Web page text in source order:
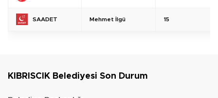
SAADET Mehmet İlgü 15
KIBRISCIK Belediyesi Son Durum